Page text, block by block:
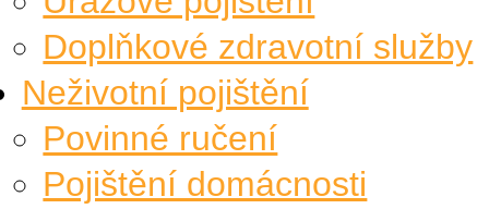
Doplňkové zdravotní služby
Neživotní pojištění
Povinné ručení
Pojištění domácnosti